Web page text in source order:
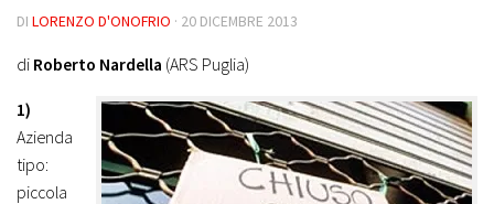
DI LORENZO D'ONOFRIO · 20 DICEMBRE 2013
di Roberto Nardella (ARS Puglia)
1)
Azienda
tipo:
piccola